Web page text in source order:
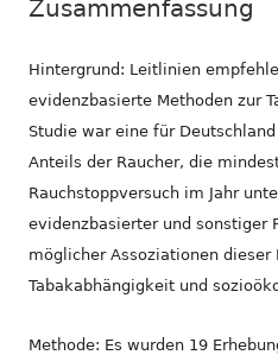
Zusammenfassung
Hintergrund: Leitlinien
evidenzbasierte Methoden zur
Studie war eine für
Anteils der Raucher, die
Rauchstoppversuch im Jahr
evidenzbasierter und sonstiger
möglicher Assoziationen
Tabakabhängigkeit und
Methode: Es wurden 19